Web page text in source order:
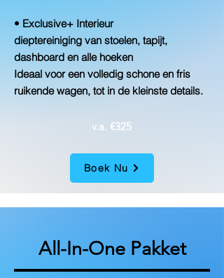
• Exclusive+ Interieur
dieptereiniging van stoelen, tapijt,
dashboard en alle hoeken
Ideaal voor een volledig schone en fris
ruikende wagen, tot in de kleinste details.
v.a. €325
Boek Nu
All-In-One Pakket